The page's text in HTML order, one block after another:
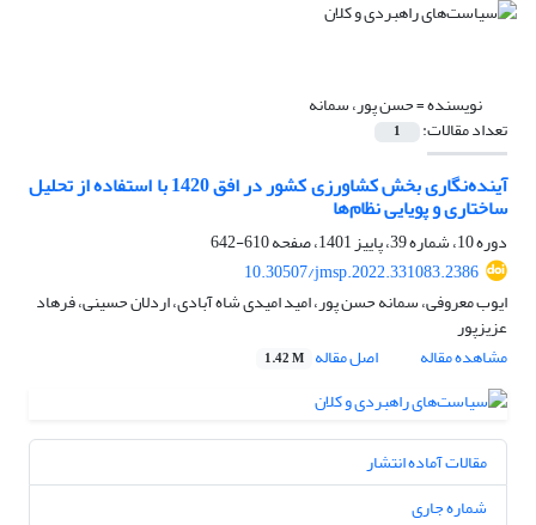
نویسنده =حسن پور، سمانه
تعداد مقالات: 1
آینده‏نگاری بخش کشاورزی کشور در افق 1420 با استفاده از تحلیل
ساختاری و پویایی نظام‏ها
دوره 10، شماره 39، پاییز 1401، صفحه
610-642
10.30507/jmsp.2022.331083.2386
ایوب معروفی، سمانه حسن پور، امید امیدی شاه آبادی، اردلان حسینی، فرهاد
عزیزپور
مشاهده مقاله
اصل مقاله 1.42 M
مقالات آماده انتشار
شماره جاری